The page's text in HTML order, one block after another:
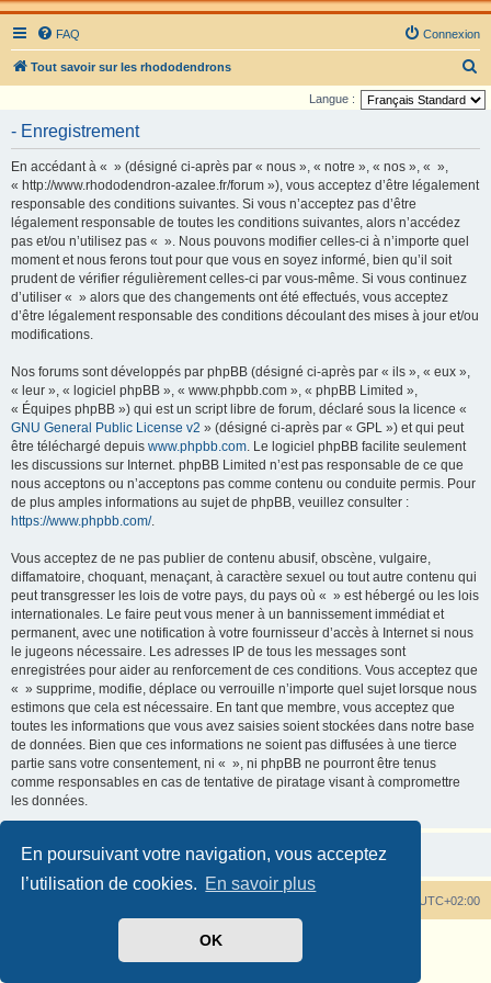
En poursuivant votre navigation, vous acceptez
l’utilisation de cookies. En savoir plus
OK
FAQ Connexion
Tout savoir sur les rhododendrons
e
Langue :
- Enregistrement
En accédant à « » (désigné ci-après par « nous », « notre », « nos », « »,
« http://www.rhododendron-azalee.fr/forum »), vous acceptez d’être légalement
responsable des conditions suivantes. Si vous n’acceptez pas d’être
légalement responsable de toutes les conditions suivantes, alors n’accédez
pas et/ou n’utilisez pas « ». Nous pouvons modifier celles-ci à n’importe quel
moment et nous ferons tout pour que vous en soyez informé, bien qu’il soit
prudent de vérifier régulièrement celles-ci par vous-même. Si vous continuez
d’utiliser « » alors que des changements ont été effectués, vous acceptez
d’être légalement responsable des conditions découlant des mises à jour et/ou
modifications.
Nos forums sont développés par phpBB (désigné ci-après par « ils », « eux »,
« leur », « logiciel phpBB », « www.phpbb.com », « phpBB Limited »,
« Équipes phpBB ») qui est un script libre de forum, déclaré sous la licence «
GNU General Public License v2 » (désigné ci-après par « GPL ») et qui peut
être téléchargé depuis www.phpbb.com. Le logiciel phpBB facilite seulement
les discussions sur Internet. phpBB Limited n’est pas responsable de ce que
nous acceptons ou n’acceptons pas comme contenu ou conduite permis. Pour
de plus amples informations au sujet de phpBB, veuillez consulter :
https://www.phpbb.com/.
Vous acceptez de ne pas publier de contenu abusif, obscène, vulgaire,
diffamatoire, choquant, menaçant, à caractère sexuel ou tout autre contenu qui
peut transgresser les lois de votre pays, du pays où « » est hébergé ou les lois
internationales. Le faire peut vous mener à un bannissement immédiat et
permanent, avec une notification à votre fournisseur d’accès à Internet si nous
le jugeons nécessaire. Les adresses IP de tous les messages sont
enregistrées pour aider au renforcement de ces conditions. Vous acceptez que
« » supprime, modifie, déplace ou verrouille n’importe quel sujet lorsque nous
estimons que cela est nécessaire. En tant que membre, vous acceptez que
toutes les informations que vous avez saisies soient stockées dans notre base
de données. Bien que ces informations ne soient pas diffusées à une tierce
partie sans votre consentement, ni « », ni phpBB ne pourront être tenus
comme responsables en cas de tentative de piratage visant à compromettre
les données.
UTC+02:00
phpBB ® Forum Software © phpBB Limited
phpBB-fr.com